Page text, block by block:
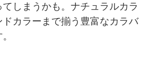
しまうかも。ナチュラルカラ
ドカラーまで揃う豊富なカラバ